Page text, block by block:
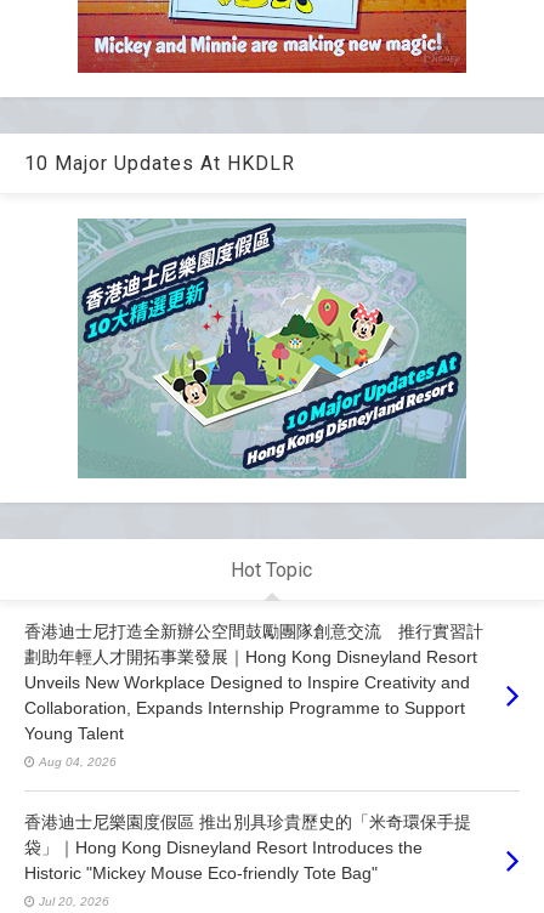
10 Major Updates At HKDLR
Hot Topic
香港迪士尼打造全新辦公空間鼓勵團隊創意交流 推行實習計
劃助年輕人才開拓事業發展｜Hong Kong Disneyland Resort
Unveils New Workplace Designed to Inspire Creativity and
Collaboration, Expands Internship Programme to Support
Young Talent
Aug 04, 2026
香港迪士尼樂園度假區 推出別具珍貴歷史的「米奇環保手提
袋」｜Hong Kong Disneyland Resort Introduces the
Historic "Mickey Mouse Eco-friendly Tote Bag"
Jul 20, 2026